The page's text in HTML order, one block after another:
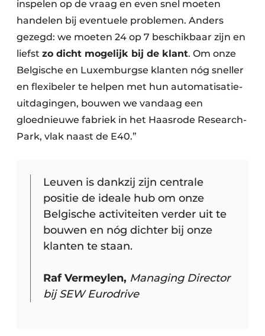
inspelen op de vraag en even snel moeten
handelen bij eventuele problemen. Anders
gezegd: we moeten 24 op 7 beschikbaar zijn en
liefst zo dicht mogelijk bij de klant. Om onze
Belgische en Luxemburgse klanten nóg sneller
en flexibeler te helpen met hun automatisatie-
uitdagingen, bouwen we vandaag een
gloednieuwe fabriek in het Haasrode Research-
Park, vlak naast de E40.”
Leuven is dankzij zijn centrale
positie de ideale hub om onze
Belgische activiteiten verder uit te
bouwen en nóg dichter bij onze
klanten te staan.
Raf Vermeylen, Managing Director
bij SEW Eurodrive